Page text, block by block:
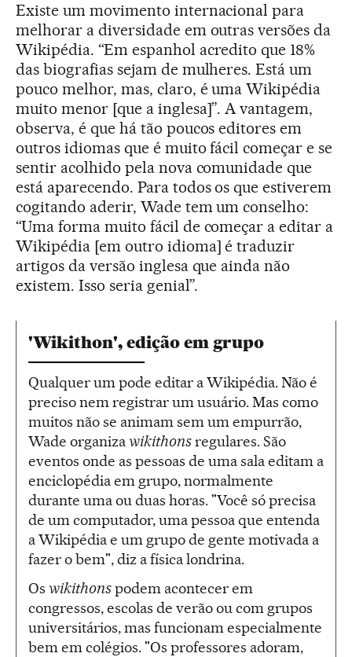
Existe um movimento internacional para
melhorar a diversidade em outras versões da
Wikipédia. “Em espanhol acredito que 18%
das biografias sejam de mulheres. Está um
pouco melhor, mas, claro, é uma Wikipédia
muito menor [que a inglesa]”. A vantagem,
observa, é que há tão poucos editores em
outros idiomas que é muito fácil começar e se
sentir acolhido pela nova comunidade que
está aparecendo. Para todos os que estiverem
cogitando aderir, Wade tem um conselho:
“Uma forma muito fácil de começar a editar a
Wikipédia [em outro idioma] é traduzir
artigos da versão inglesa que ainda não
existem. Isso seria genial”.
'Wikithon', edição em grupo
Qualquer um pode editar a Wikipédia. Não é
preciso nem registrar um usuário. Mas como
muitos não se animam sem um empurrão,
Wade organizawikithonsregulares. São
eventos onde as pessoas de uma sala editam a
enciclopédia em grupo, normalmente
durante uma ou duas horas. "Você só precisa
de um computador, uma pessoa que entenda
a Wikipédia e um grupo de gente motivada a
fazer o bem", diz a física londrina.
Os wikithonspodem acontecer em
congressos, escolas de verão ou com grupos
universitários, mas funcionam especialmente
bem em colégios. "Os professores adoram,